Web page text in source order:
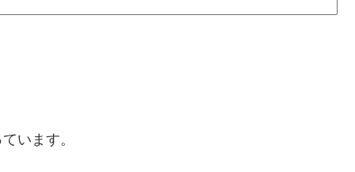
います。